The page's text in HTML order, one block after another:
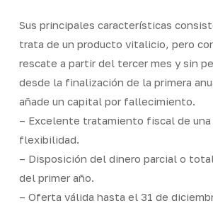
Sus principales características
trata de un producto vitalicio, pero
rescate a partir del tercer mes y sin
desde la finalización de la primera
añade un capital por fallecimiento.
– Excelente tratamiento fiscal de una
flexibilidad.
– Disposición del dinero parcial o
del primer año.
– Oferta válida hasta el 31 de